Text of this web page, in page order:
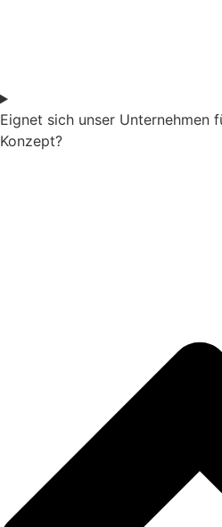
Eignet sich unser Unternehmen
Konzept?